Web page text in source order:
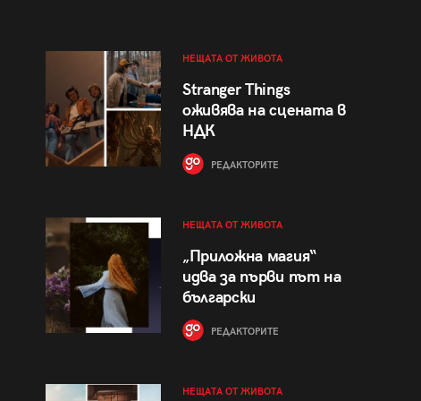
НЕЩАТА ОТ ЖИВОТА
Stranger Things
оживява на сцената в
НДК
РЕДАКТОРИТЕ
НЕЩАТА ОТ ЖИВОТА
„Приложна магия“
идва за първи път на
български
РЕДАКТОРИТЕ
НЕЩАТА ОТ ЖИВОТА